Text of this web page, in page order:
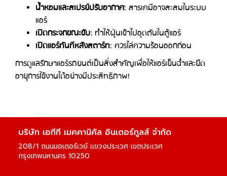
น้ำหอมและสเปรย์ปรับอากาศ: สารเคมีอาจสะสมในระบบ
แอร์
เปิดกระจกขณะขับ: ทำให้ฝุ่นเข้าไปอุดตันในตู้แอร์
เปิดแอร์ทันทีหลังสตาร์ท: ควรไล่ความร้อนออกก่อน
การดูแลรักษาแอร์รถยนต์เป็นสิ่งสำคัญเพื่อให้แอร์เย็นฉ่ำและยืด
อายุการใช้งานได้อย่างมีประสิทธิภาพ!
บริษัท เอทีที เมคคานิคัล อินเตอร์ทูลส์ จํากัด
208/1 ถนนมอเตอร์เวย์แขวงประเวศ เขตประเวศ
กรุงเทพมหานคร 10250